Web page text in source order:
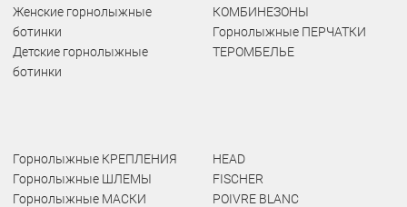
Женские горнолыжные
ботинки
Детские горнолыжные
ботинки
КОМБИНЕЗОНЫ
Горнолыжные ПЕРЧАТКИ
ТЕРОМБЕЛЬЕ
Горнолыжные КРЕПЛЕНИЯ
Горнолыжные ШЛЕМЫ
Горнолыжные МАСКИ
HEAD
FISCHER
POIVRE BLANC